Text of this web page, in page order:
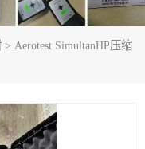
> Aerotest SimultanHP压缩
仪
率计
分析仪